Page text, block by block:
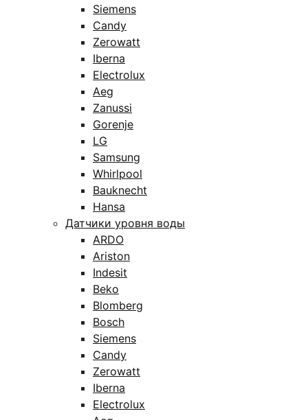
Siemens
Candy
Zerowatt
Iberna
Electrolux
Aeg
Zanussi
Gorenje
LG
Samsung
Whirlpool
Bauknecht
Hansa
Датчики уровня воды
ARDO
Ariston
Indesit
Beko
Blomberg
Bosch
Siemens
Candy
Zerowatt
Iberna
Electrolux